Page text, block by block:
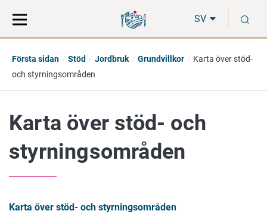
direkt
till
på
hela
SV
Första sidan Stöd Jordbruk Grundvillkor
Karta över stöd-
och styrningsområden
Karta över stöd- och
styrningsområden
Karta över stöd- och styrningsområden